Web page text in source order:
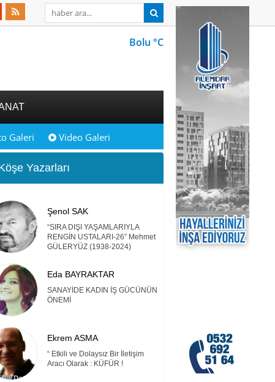
Bolu °C
Galeri Video Galeri
Yazarları
Şenol SAK
“SIRA DIŞI YAŞAMLARIYLA
RENGİN USTALARI-26” Mehmet
GÜLERYÜZ (1938-2024)
Eda BAYRAKTAR
SANAYİDE KADIN İŞ GÜCÜNÜN
ÖNEMİ
Ekrem ASMA
“ Etkili ve Dolaysız Bir İletişim
Aracı Olarak : KÜFÜR !